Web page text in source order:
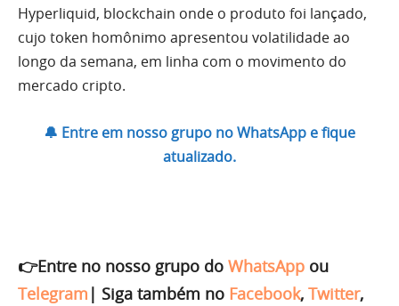
Hyperliquid, blockchain onde o produto foi lançado,
cujo token homônimo apresentou volatilidade ao
longo da semana, em linha com o movimento do
mercado cripto.
🔔 Entre em nosso grupo no WhatsApp e fique
atualizado.
👉Entre no nosso grupo do WhatsApp ou
Telegram | Siga também no Facebook, Twitter,